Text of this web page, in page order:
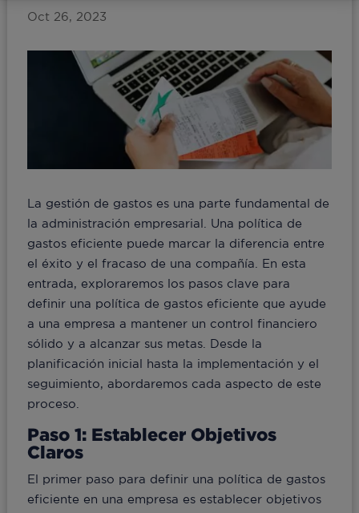
Oct 26, 2023
La gestión de gastos es una parte fundamental de
la administración empresarial. Una política de
gastos eficiente puede marcar la diferencia entre
el éxito y el fracaso de una compañía. En esta
entrada, exploraremos los pasos clave para
definir una política de gastos eficiente que ayude
a una empresa a mantener un control financiero
sólido y a alcanzar sus metas. Desde la
planificación inicial hasta la implementación y el
seguimiento, abordaremos cada aspecto de este
proceso.
Paso 1: Establecer Objetivos
Claros
El primer paso para definir una política de gastos
eficiente en una empresa es establecer objetivos